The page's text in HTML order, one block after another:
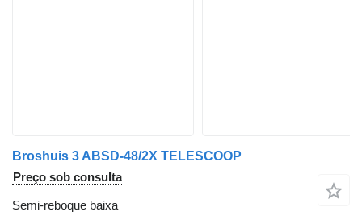
Broshuis 3 ABSD-48/2X TELESCOOP
Preço sob consulta
Semi-reboque baixa